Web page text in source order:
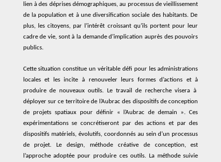
lien àdes déprises démographiques, au processus devieillissement
de la populationet à une diversificationsociale des habitants.De
plus, les citoyens, par l’intérêt croissant qu’ils portentpour leur
cadre de vie, sont à la demande d’implication auprès des pouvoirs
publics.
Cette situationconstitue un véritable défi pour l es administrations
localeset les incite à renouvelerleurs formesd’actions età
produire de nouveaux outils. Letravail de recherchevisera à
déployersurce territoire de l’Aubracdes dispositifs de conception
de projetsspatiaux pour définir « l’Aubrac de demain ».Ces
expérimentations se concrétiseront par des actions et par des
dispositifs matériels, évolutifs, coordonnés au sein d’un processus
de projet.
Le design, méthode créative de conception, est
l’approche adoptée pour produire cesoutils. La méthode suivie